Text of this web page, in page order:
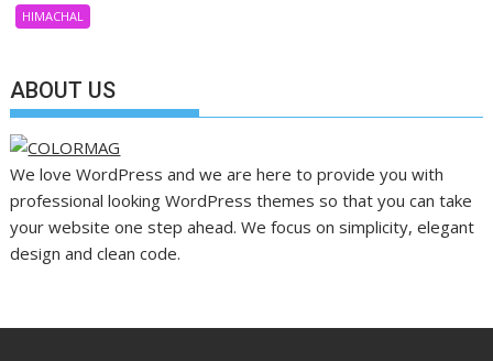
HIMACHAL
ABOUT US
We love WordPress and we are here to provide you with
professional looking WordPress themes so that you can take
your website one step ahead. We focus on simplicity, elegant
design and clean code.